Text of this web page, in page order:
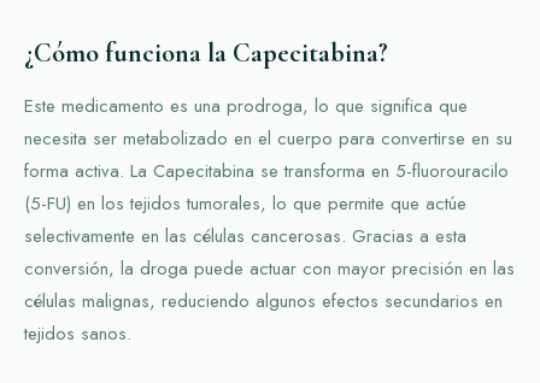
¿Cómo funciona la Capecitabina?
Este medicamento es una prodroga, lo que significa que
necesita ser metabolizado en el cuerpo para convertirse en su
forma activa. La Capecitabina se transforma en 5-fluorouracilo
(5-FU) en los tejidos tumorales, lo que permite que actúe
selectivamente en las células cancerosas. Gracias a esta
conversión, la droga puede actuar con mayor precisión en las
células malignas, reduciendo algunos efectos secundarios en
tejidos sanos.